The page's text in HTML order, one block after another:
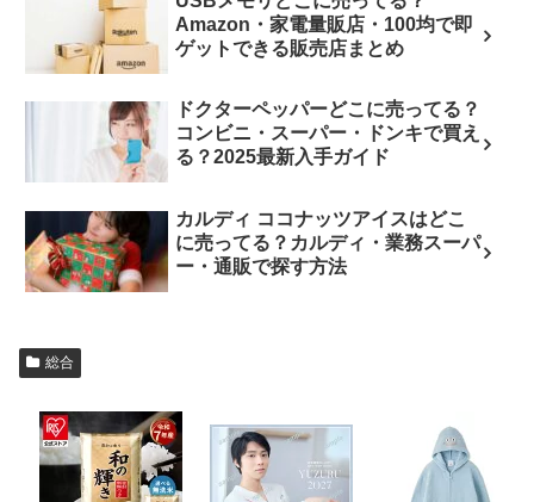
Amazon・家電量販店・100均で即
ゲットできる販売店まとめ
ドクターペッパーどこに売ってる？
コンビニ・スーパー・ドンキで買え
る？2025最新入手ガイド
カルディ ココナッツアイスはどこ
に売ってる？カルディ・業務スーパ
ー・通販で探す方法
総合